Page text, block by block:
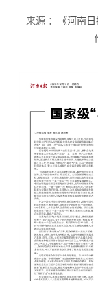
来源 ：
《河南